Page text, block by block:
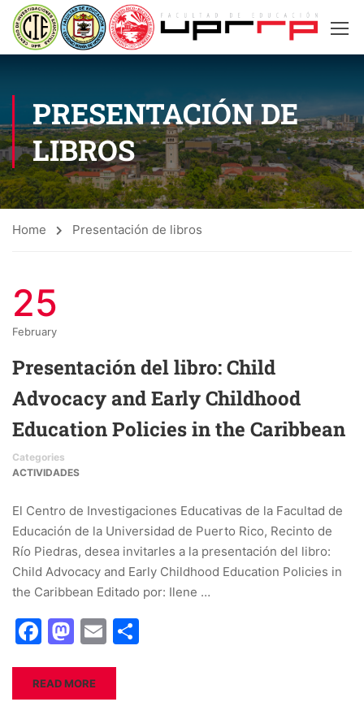
PRESENTACIÓN DE
LIBROS
Home Presentación de libros
25
February
Presentación del libro: Child
Advocacy and Early Childhood
Education Policies in the Caribbean
Categories
ACTIVIDADES
El Centro de Investigaciones Educativas de la Facultad de
Educación de la Universidad de Puerto Rico, Recinto de
Río Piedras, desea invitarles a la presentación del libro:
Child Advocacy and Early Childhood Education Policies in
the Caribbean Editado por: Ilene …
Facebook
Mastodon
Email
READ MORE